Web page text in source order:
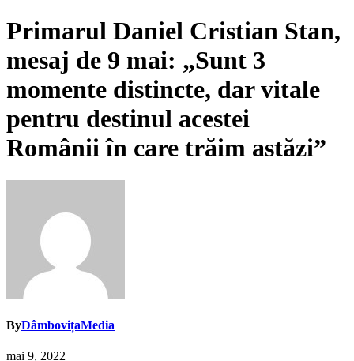
Primarul Daniel Cristian Stan,
mesaj de 9 mai: „Sunt 3
momente distincte, dar vitale
pentru destinul acestei
Românii în care trăim astăzi”
ByDâmbovițaMedia
mai 9, 2022